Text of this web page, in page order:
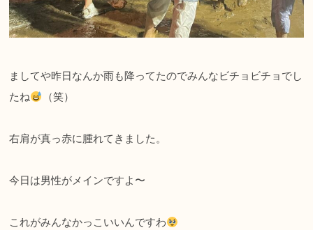
ましてや昨日なんか雨も降ってたのでみんなビチョビチョでし
たね
（笑）
右肩が真っ赤に腫れてきました。
今日は男性がメインですよ〜
これがみんなかっこいいんですわ